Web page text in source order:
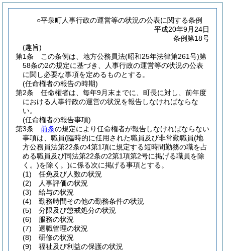
○平泉町人事行政の運営等の状況の公表に関する条例
平成20年9月24日
条例第18号
(趣旨)
第1条
この条例は、地方公務員法(昭和25年法律第261号)第
58条の2の規定に基づき、人事行政の運営等の状況の公表
に関し必要な事項を定めるものとする。
(任命権者の報告の時期)
第2条
任命権者は、毎年9月末までに、町長に対し、前年度
における人事行政の運営の状況を報告しなければならな
い。
(任命権者の報告事項)
第3条
前条の規定により任命権者が報告しなければならない
事項は、職員(臨時的に任用された職員及び非常勤職員(地
方公務員法第22条の4第1項に規定する短時間勤務の職を占
める職員及び同法第22条の2第1項第2号に掲げる職員を除
く。)を除く。)に係る次に掲げる事項とする。
(1)
任免及び人数の状況
(2)
人事評価の状況
(3)
給与の状況
(4)
勤務時間その他の勤務条件の状況
(5)
分限及び懲戒処分の状況
(6)
服務の状況
(7)
退職管理の状況
(8)
研修の状況
(9)
福祉及び利益の保護の状況